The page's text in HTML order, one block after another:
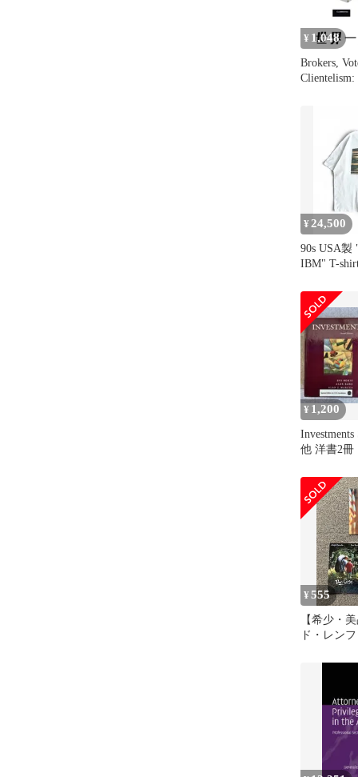
¥ 1,048
Brokers,
Clientelism:
¥ 24,500
90s USA製
IBM" T-
¥ 1,200
他 洋書2冊
¥555
【希少・
ド・レン